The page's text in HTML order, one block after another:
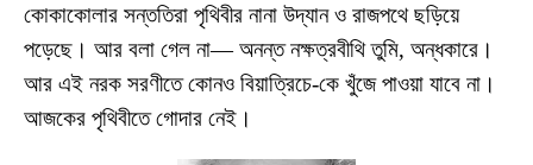
কোকাকোলার সন্ততিরা পৃথিবীর নানা উদ্যান ও রাজপথে ছড়িয়ে
পড়েছে। আর বলা গেল না— অনন্ত নক্ষত্রবীথি তুমি, অন্ধকারে।
আর এই নরক সরণীতে কোনও বিয়াত্রিচে-কে খুঁজে পাওয়া যাবে না।
আজকের পৃথিবীতে গোদার নেই।